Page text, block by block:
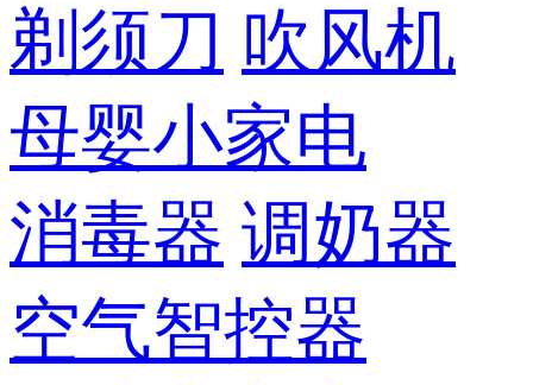
剃须刀 吹风机
母婴小家电
消毒器 调奶器
空气智控器